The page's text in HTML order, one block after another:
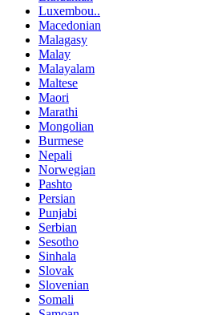
Luxembou..
Macedonian
Malagasy
Malay
Malayalam
Maltese
Maori
Marathi
Mongolian
Burmese
Nepali
Norwegian
Pashto
Persian
Punjabi
Serbian
Sesotho
Sinhala
Slovak
Slovenian
Somali